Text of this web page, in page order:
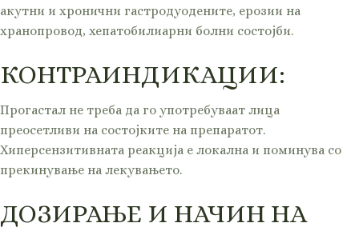
акутни и хронични гастродуодените, ерозии на
хранопровод, хепатобилиарни болни состојби.
КОНТРАИНДИКАЦИИ:
Прогастал не треба да го употребуваат лица
преосетливи на состојките на препаратот.
Хиперсензитивната реакција е локална и поминува со
прекинување на лекувањето.
ДОЗИРАЊЕ И НАЧИН НА